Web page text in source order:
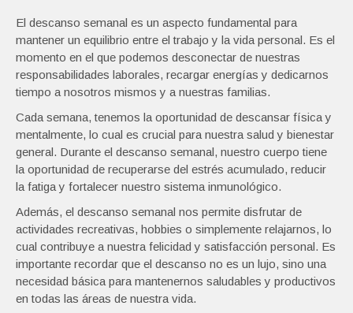
El descanso semanal es un aspecto fundamental para
mantener un equilibrio entre el trabajo y la vida personal. Es el
momento en el que podemos desconectar de nuestras
responsabilidades laborales, recargar energías y dedicarnos
tiempo a nosotros mismos y a nuestras familias.
Cada semana, tenemos la oportunidad de descansar física y
mentalmente, lo cual es crucial para nuestra salud y bienestar
general. Durante el descanso semanal, nuestro cuerpo tiene
la oportunidad de recuperarse del estrés acumulado, reducir
la fatiga y fortalecer nuestro sistema inmunológico.
Además, el descanso semanal nos permite disfrutar de
actividades recreativas, hobbies o simplemente relajarnos, lo
cual contribuye a nuestra felicidad y satisfacción personal. Es
importante recordar que el descanso no es un lujo, sino una
necesidad básica para mantenernos saludables y productivos
en todas las áreas de nuestra vida.